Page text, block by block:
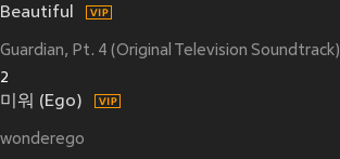
Beautiful
Guardian, Pt. 4 (Original Television Soundtrack)
2
미워 (Ego)
wonderego